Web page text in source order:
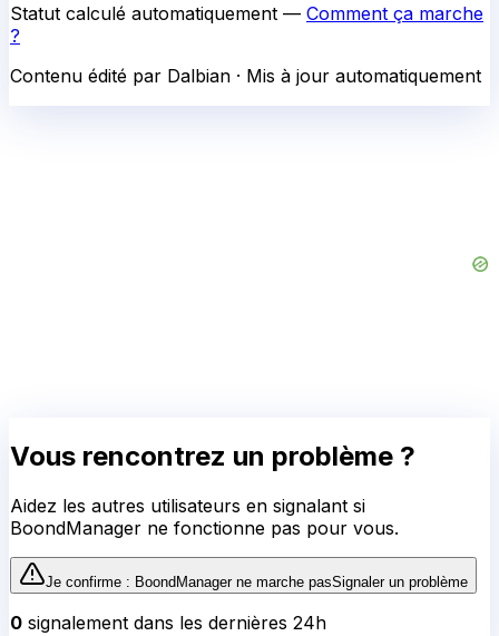
Statut calculé automatiquement — Comment ça marche
?
Contenu édité par Dalbian · Mis à jour automatiquement
Vous rencontrez un problème ?
Aidez les autres utilisateurs en signalant si
BoondManager ne fonctionne pas pour vous.
Je confirme : BoondManagerne marche pasSignaler un problème
0 signalement dans les dernières 24h